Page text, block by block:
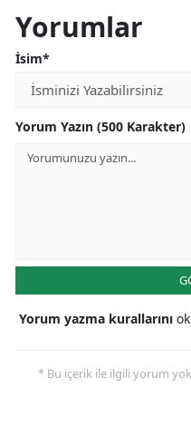
Yorumlar
İsim*
Yorum Yazın (500 Karakter)
Yorum yazma kurallarını
* Bu içerik ile ilgili yorum